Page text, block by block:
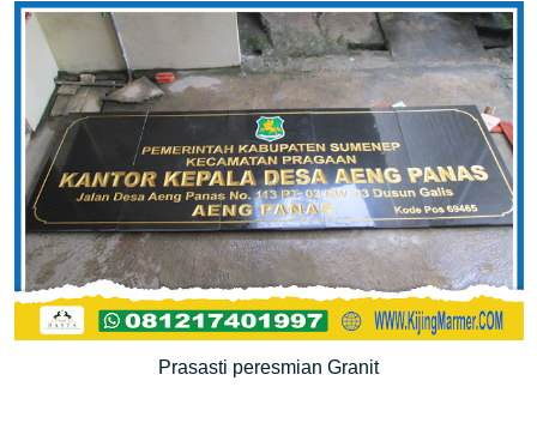
Prasasti peresmian Granit